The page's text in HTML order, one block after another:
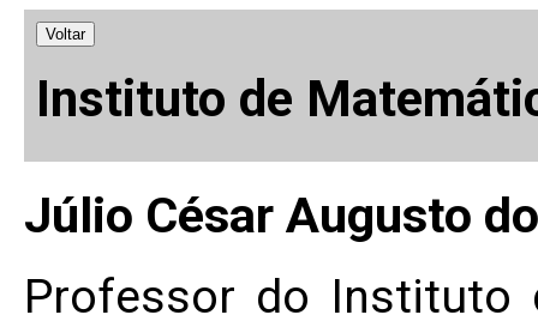
Voltar
Instituto de
Júlio César Augusto
Professor do Instituto